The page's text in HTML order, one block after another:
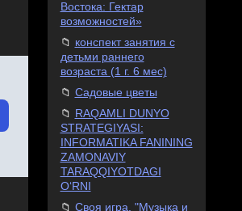
Востока: Гектар
возможностей»
конспект занятия с
детьми раннего
возраста (1 г. 6 мес)
Садовые цветы
RAQAMLI DUNYO
STRATEGIYASI:
INFORMATIKA FANINING
ZAMONAVIY
TARAQQIYOTDAGI
O‘RNI
Своя игра. "Музыка и